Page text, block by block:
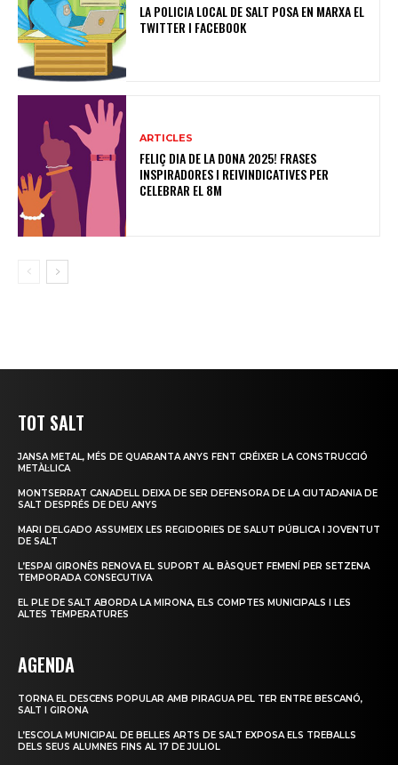
LA POLICIA LOCAL DE SALT POSA EN MARXA EL
TWITTER I FACEBOOK
ARTICLES
FELIÇ DIA DE LA DONA 2025! FRASES
INSPIRADORES I REIVINDICATIVES PER
CELEBRAR EL 8M
TOT SALT
JANSA METAL, MÉS DE QUARANTA ANYS FENT CRÉIXER LA CONSTRUCCIÓ
METÀL·LICA
MONTSERRAT CANADELL DEIXA DE SER DEFENSORA DE LA CIUTADANIA DE
SALT DESPRÉS DE DEU ANYS
MARI DELGADO ASSUMEIX LES REGIDORIES DE SALUT PÚBLICA I JOVENTUT
DE SALT
L’ESPAI GIRONÈS RENOVA EL SUPORT AL BÀSQUET FEMENÍ PER SETZENA
TEMPORADA CONSECUTIVA
EL PLE DE SALT ABORDA LA MIRONA, ELS COMPTES MUNICIPALS I LES
ALTES TEMPERATURES
AGENDA
TORNA EL DESCENS POPULAR AMB PIRAGUA PEL TER ENTRE BESCANÓ,
SALT I GIRONA
L’ESCOLA MUNICIPAL DE BELLES ARTS DE SALT EXPOSA ELS TREBALLS
DELS SEUS ALUMNES FINS AL 17 DE JULIOL